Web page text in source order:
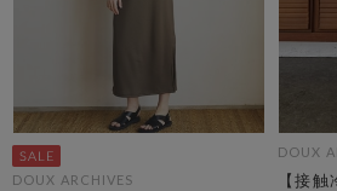
DOUX ARCHIVES
DOUX
【接